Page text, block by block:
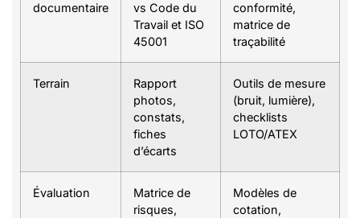
documentaire
vs Code du
Travail et ISO
45001
conformité,
matrice de
traçabilité
Terrain
Rapport
photos,
constats,
fiches
d’écarts
Outils de mesure
(bruit, lumière),
checklists
LOTO/ATEX
Évaluation
Matrice de
risques,
Modèles de
cotation,